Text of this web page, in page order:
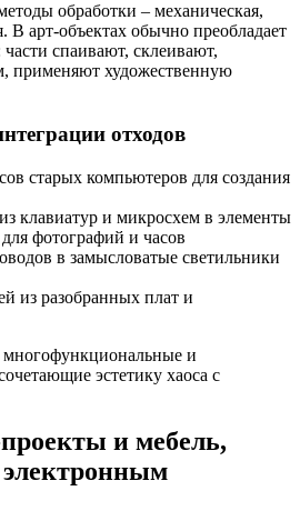
обработки – механическая,
В арт-объектах обычно преобладает
спаивают, склеивают,
применяют художественную
отходов
старых компьютеров для создания
клавиатур и микросхем в элементы
фотографий и часов
в замысловатые светильники
из разобранных плат и
многофункциональные и
эстетику хаоса с
и мебель,